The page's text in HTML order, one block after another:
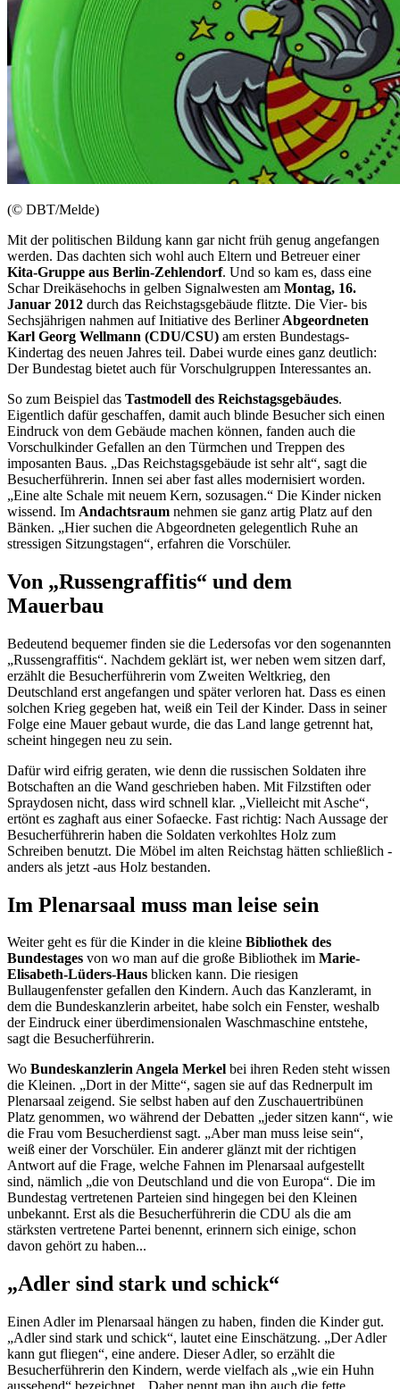
(© DBT/Melde)
Mit der politischen Bildung kann gar nicht früh genug angefangen
werden. Das dachten sich wohl auch Eltern und Betreuer einer
Kita-Gruppe aus Berlin-Zehlendorf. Und so kam es, dass eine
Schar Dreikäsehochs in gelben Signalwesten am Montag, 16.
Januar 2012 durch das Reichstagsgebäude flitzte. Die Vier- bis
Sechsjährigen nahmen auf Initiative des BerlinerAbgeordneten
Karl Georg Wellmann (CDU/CSU) am ersten Bundestags-
Kindertag des neuen Jahres teil. Dabei wurde eines ganz deutlich:
Der Bundestag bietet auch für Vorschulgruppen Interessantes an.
So zum Beispiel das Tastmodell des Reichstagsgebäudes.
Eigentlich dafür geschaffen, damit auch blinde Besucher sich einen
Eindruck von dem Gebäude machen können, fanden auch die
Vorschulkinder Gefallen an den Türmchen und Treppen des
imposanten Baus. „Das Reichstagsgebäude ist sehr alt“, sagt die
Besucherführerin. Innen sei aber fast alles modernisiert worden.
„Eine alte Schale mit neuem Kern, sozusagen.“ Die Kinder nicken
wissend. Im Andachtsraum nehmen sie ganz artig Platz auf den
Bänken. „Hier suchen die Abgeordneten gelegentlich Ruhe an
stressigen Sitzungstagen“, erfahren die Vorschüler.
Von „Russengraffitis“ und dem
Mauerbau
Bedeutend bequemer finden sie die Ledersofas vor den sogenannten
„Russengraffitis“. Nachdem geklärt ist, wer neben wem sitzen darf,
erzählt die Besucherführerin vom Zweiten Weltkrieg, den
Deutschland erst angefangen und später verloren hat. Dass es einen
solchen Krieg gegeben hat, weiß ein Teil der Kinder. Dass in seiner
Folge eine Mauer gebaut wurde, die das Land lange getrennt hat,
scheint hingegen neu zu sein.
Dafür wird eifrig geraten, wie denn die russischen Soldaten ihre
Botschaften an die Wand geschrieben haben. Mit Filzstiften oder
Spraydosen nicht, dass wird schnell klar. „Vielleicht mit Asche“,
ertönt es zaghaft aus einer Sofaecke. Fast richtig: Nach Aussage der
Besucherführerin haben die Soldaten verkohltes Holz zum
Schreiben benutzt. Die Möbel im alten Reichstag hätten schließlich -
anders als jetzt -aus Holz bestanden.
Im Plenarsaal muss man leise sein
Weiter geht es für die Kinder in die kleine Bibliothek des
Bundestages von wo man auf die große Bibliothek im Marie-
Elisabeth-Lüders-Haus blicken kann. Die riesigen
Bullaugenfenster gefallen den Kindern. Auch das Kanzleramt, in
dem die Bundeskanzlerin arbeitet, habe solch ein Fenster, weshalb
der Eindruck einer überdimensionalen Waschmaschine entstehe,
sagt die Besucherführerin.
Wo Bundeskanzlerin Angela Merkel bei ihren Reden steht wissen
die Kleinen. „Dort in der Mitte“, sagen sie auf das Rednerpult im
Plenarsaal zeigend. Sie selbst haben auf den Zuschauertribünen
Platz genommen, wo während der Debatten „jeder sitzen kann“, wie
die Frau vom Besucherdienst sagt. „Aber man muss leise sein“,
weiß einer der Vorschüler. Ein anderer glänzt mit der richtigen
Antwort auf die Frage, welche Fahnen im Plenarsaal aufgestellt
sind, nämlich „die von Deutschland und die von Europa“. Die im
Bundestag vertretenen Parteien sind hingegen bei den Kleinen
unbekannt. Erst als die Besucherführerin die CDU als die am
stärksten vertretene Partei benennt, erinnern sich einige, schon
davon gehört zu haben...
„Adler sind stark und schick“
Einen Adler im Plenarsaal hängen zu haben, finden die Kinder gut.
„Adler sind stark und schick“, lautet eine Einschätzung. „Der Adler
kann gut fliegen“, eine andere. Dieser Adler, so erzählt die
Besucherführerin den Kindern, werde vielfach als „wie ein Huhn